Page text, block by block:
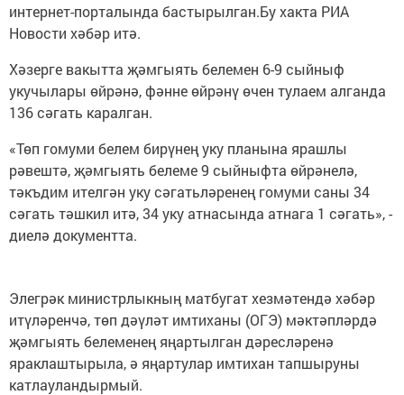
интернет-порталында бастырылган.Бу хакта РИА
Новости хәбәр итә.
Хәзерге вакытта җәмгыять белемен 6-9 сыйныф
укучылары өйрәнә, фәнне өйрәнү өчен тулаем алганда
136 сәгать каралган.
«Төп гомуми белем бирүнең уку планына ярашлы
рәвештә, җәмгыять белеме 9 сыйныфта өйрәнелә,
тәкъдим ителгән уку сәгатьләренең гомуми саны 34
сәгать тәшкил итә, 34 уку атнасында атнага 1 сәгать», -
диелә документта.
Элегрәк министрлыкның матбугат хезмәтендә хәбәр
итүләренчә, төп дәүләт имтиханы (ОГЭ) мәктәпләрдә
җәмгыять белеменең яңартылган дәресләренә
яраклаштырыла, ә яңартулар имтихан тапшыруны
катлауландырмый.